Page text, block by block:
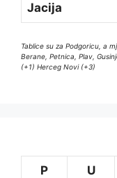
Jacija
Tablice su za Podgoricu, a
Berane, Petnica, Plav,
(+1) Herceg Novi (+3)
P
U